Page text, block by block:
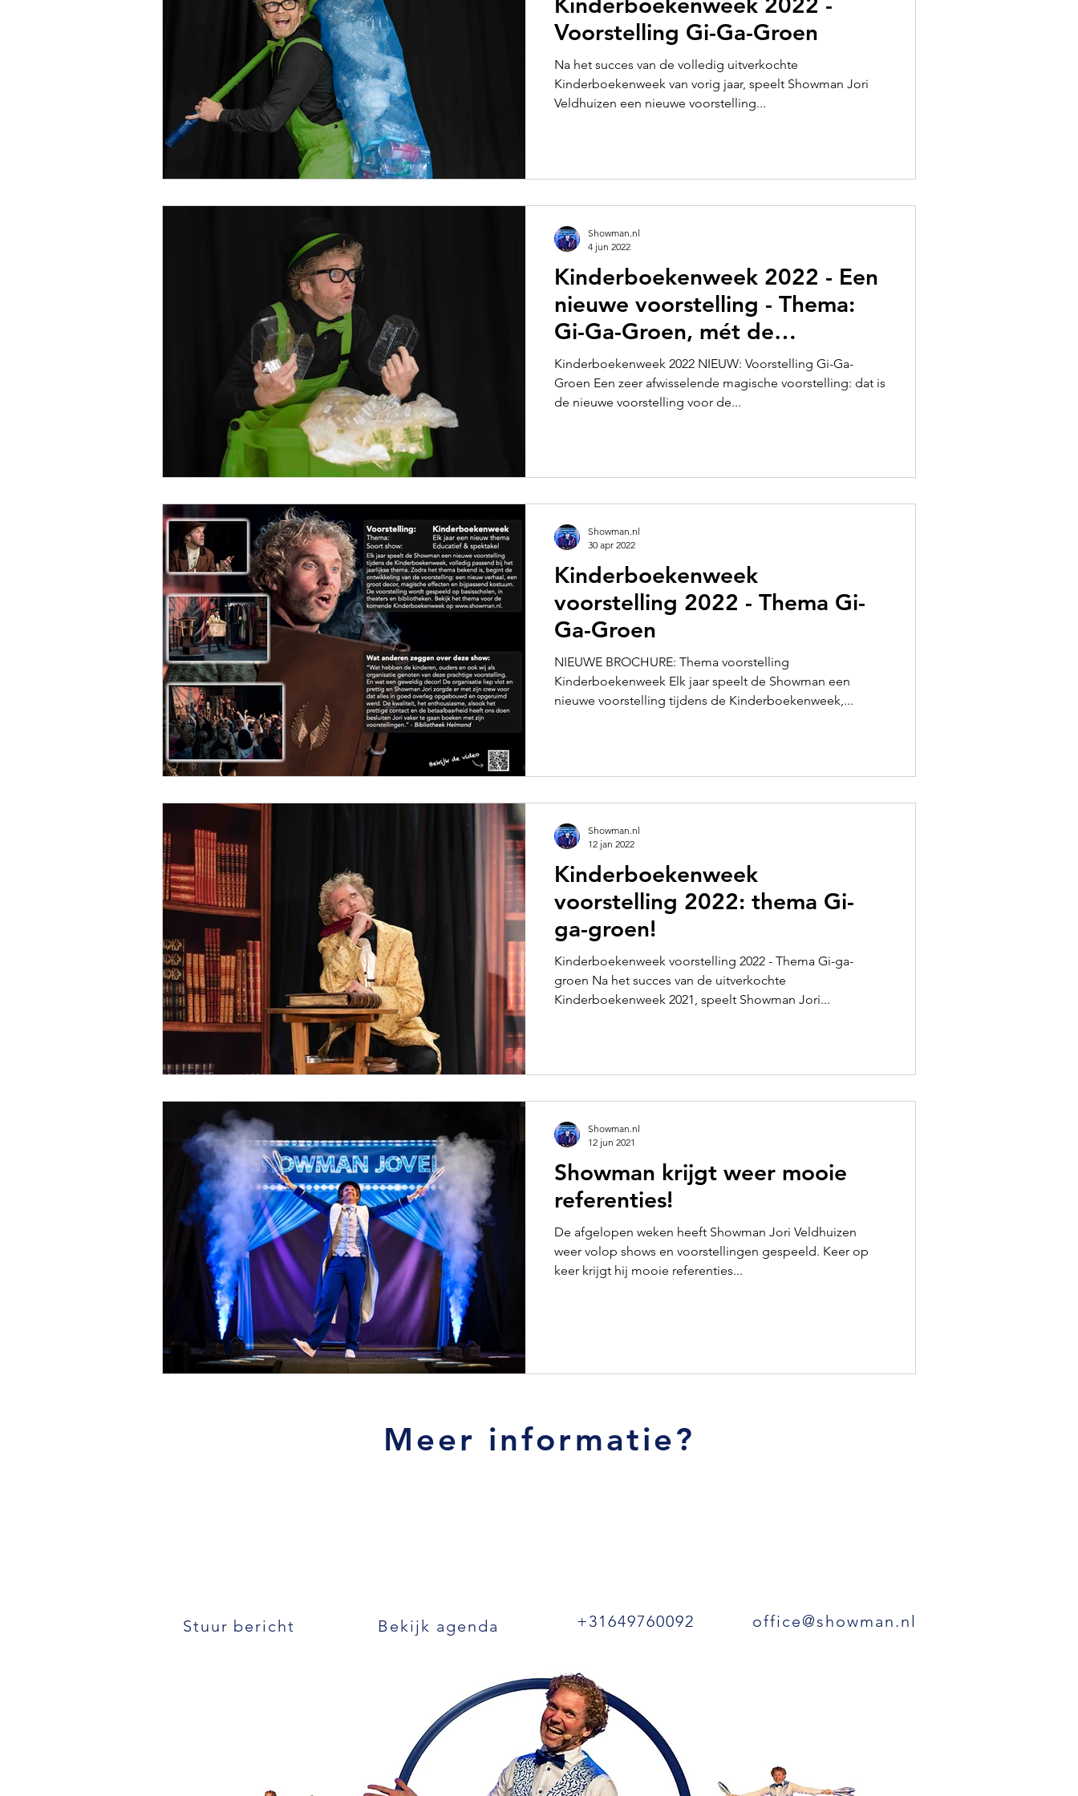
Voorstelling Gi-Ga-Groen
Na het succes van de volledig uitverkochte
Kinderboekenweek van vorig jaar, speelt Showman Jori
Veldhuizen een nieuwe voorstelling...
Kinderboekenweek 2022 - Een
nieuwe voorstelling - Thema:
Gi-Ga-Groen, mét de
Showman!
Kinderboekenweek 2022 NIEUW: Voorstelling Gi-Ga-
Groen Een zeer afwisselende magische voorstelling: dat is
de nieuwe voorstelling voor de...
Showman.nl
4 jun 2022
Kinderboekenweek
voorstelling 2022 - Thema Gi-
Ga-Groen
NIEUWE BROCHURE: Thema voorstelling
Kinderboekenweek Elk jaar speelt de Showman een
nieuwe voorstelling tijdens de Kinderboekenweek,...
Showman.nl
30 apr 2022
Kinderboekenweek
voorstelling 2022: thema Gi-
ga-groen!
Kinderboekenweek voorstelling 2022 - Thema Gi-ga-
groen Na het succes van de uitverkochte
Kinderboekenweek 2021, speelt Showman Jori...
Showman.nl
12 jan 2022
Showman krijgt weer mooie
referenties!
De afgelopen weken heeft Showman Jori Veldhuizen
weer volop shows en voorstellingen gespeeld. Keer op
keer krijgt hij mooie referenties...
Showman.nl
12 jun 2021
Meer informatie?
Stuur bericht Bekijk agenda +31649760092 office@showman.nl